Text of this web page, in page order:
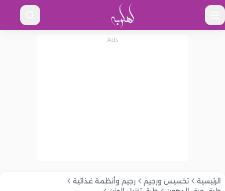
الرئيسية تخسيس ورجيم
رجيم وأنظمة غذائية